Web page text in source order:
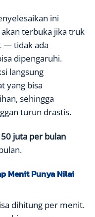
ini
terbuka jika truk
— tidak ada
dipengaruhi.
langsung
yang bisa
sehingga
turun drastis.
juta per bulan
Menit Punya Nilai
dihitung per menit.